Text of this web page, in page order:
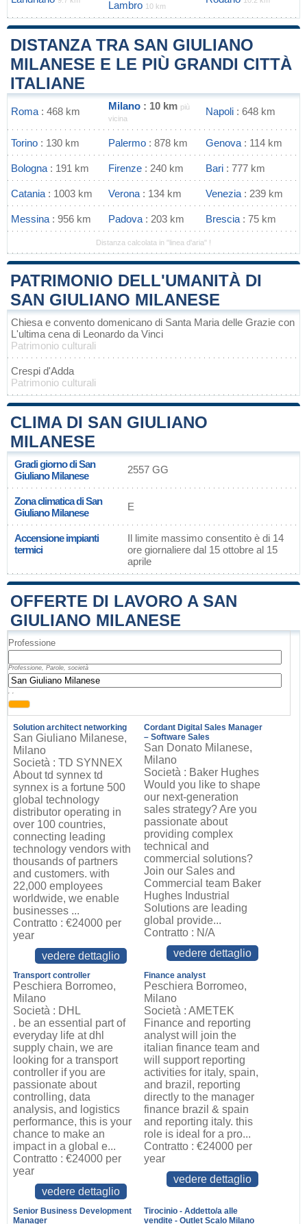
Lambro 10 km
DISTANZA TRA SAN GIULIANO
MILANESE E LE PIÙ GRANDI CITTÀ
ITALIANE
Roma : 468 km Milano : 10 km più
vicina
Napoli : 648 km
Torino : 130 km Palermo : 878 km Genova : 114 km
Bologna : 191 km Firenze : 240 km Bari : 777 km
Catania : 1003 km Verona : 134 km Venezia : 239 km
Messina : 956 km Padova : 203 km Brescia : 75 km
Distanza calcolata in "linea d'aria" !
PATRIMONIO DELL'UMANITÀ DI
SAN GIULIANO MILANESE
Chiesa e convento domenicano di Santa Maria delle Grazie con
L'ultima cena di Leonardo da Vinci
Patrimonio culturali
Crespi d'Adda
Patrimonio culturali
CLIMA DI SAN GIULIANO
MILANESE
Gradi giorno di San
Giuliano Milanese
2557 GG
Zona climatica di San
Giuliano Milanese
E
Accensione impianti
termici
Il limite massimo consentito è di 14
ore giornaliere dal 15 ottobre al 15
aprile
OFFERTE DI LAVORO A SAN
GIULIANO MILANESE
Professione
Professione, Parole, società
, ,
Solution architect networking
San Giuliano Milanese,
Milano
Società : TD SYNNEX
About td synnex td
synnex is a fortune 500
global technology
distributor operating in
over 100 countries,
connecting leading
technology vendors with
thousands of partners
and customers. with
22,000 employees
worldwide, we enable
businesses ...
Contratto : €24000 per
year
vedere dettaglio
Cordant Digital Sales Manager
– Software Sales
San Donato Milanese,
Milano
Società : Baker Hughes
Would you like to shape
our next-generation
sales strategy? Are you
passionate about
providing complex
technical and
commercial solutions?
Join our Sales and
Commercial team Baker
Hughes Industrial
Solutions are leading
global provide...
Contratto : N/A
vedere dettaglio
Transport controller
Peschiera Borromeo,
Milano
Società : DHL
. be an essential part of
everyday life at dhl
supply chain, we are
looking for a transport
controller if you are
passionate about
controlling, data
analysis, and logistics
performance, this is your
chance to make an
impact in a global e...
Contratto : €24000 per
year
vedere dettaglio
Finance analyst
Peschiera Borromeo,
Milano
Società : AMETEK
Finance and reporting
analyst will join the
italian finance team and
will support reporting
activities for italy, spain,
and brazil, reporting
directly to the manager
finance brazil & spain
and reporting italy. this
role is ideal for a pro...
Contratto : €24000 per
year
vedere dettaglio
Senior Business Development
Manager
Tirocinio - Addetto/a alle
vendite - Outlet Scalo Milano